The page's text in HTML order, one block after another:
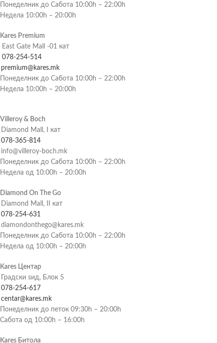
Понеделник до Сабота 10:00h – 22:00h
Недела 10:00h – 20:00h
Kares Premium
East Gate Mall -01 кат
078-254-514
premium@kares.mk
Понеделник до Сабота 10:00h – 22:00h
Недела 10:00h – 20:00h
Villeroy & Boch
Diamond Mall, I кат
078-365-814
info@villeroy-boch.mk
Понеделник до Сабота 10:00h – 22:00h
Недела од 10:00h – 20:00h
Diamond On The Go
Diamond Mall, II кат
078-254-631
diamondonthego@kares.mk
Понеделник до Сабота 10:00h – 22:00h
Недела од 10:00h – 20:00h
Kares Центар
Градски ѕид, Блок 5
078-254-617
centar@kares.mk
Понеделник до петок 09:30h – 20:00h
Сабота од 10:00h – 16:00h
Kares Битола